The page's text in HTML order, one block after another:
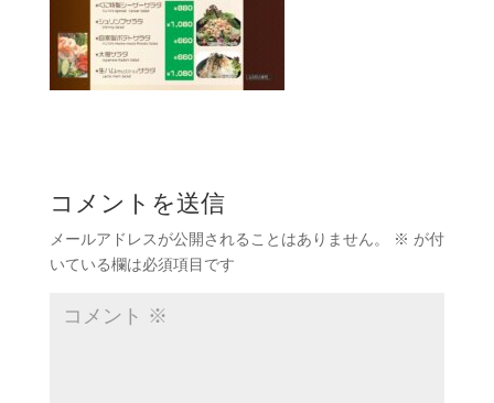
コメントを送信
メールアドレスが公開されることはありません。 ※ が付
いている欄は必須項目です